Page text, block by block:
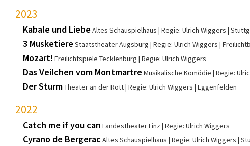
2023
Kabale und Liebe Altes Schauspielhaus Regie: Ulrich Wiggers
3 Musketiere Staatstheater Augsburg Regie: Ulrich Wiggers
Mozart! Freilichtspiele Tecklenburg Regie: Ulrich Wiggers
Das Veilchen vom Montmartre Musikalische Komödie Regie:
Der SturmTheater an der Rott Regie: Ulrich Wiggers Eggenfelden
2022
Catch me if you can Landestheater Linz Regie: Ulrich Wiggers
Cyrano de Bergerac Altes Schauspielhaus Regie: Ulrich Wiggers